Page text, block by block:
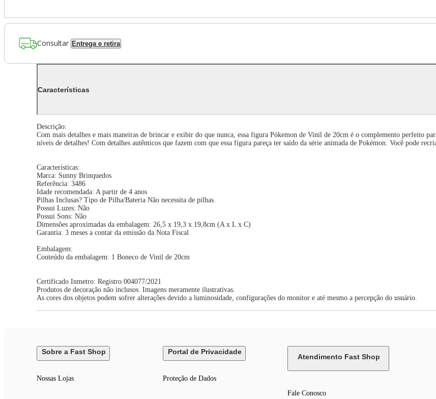
Consultar Entrega e retira
Características
Descrição:
Com mais detalhes e mais maneiras de brincar e exibir do que nunca, essa figura Pókemon de Vinil de 20cm é o complemento perfeito
níveis de detalhes! Com detalhes autênticos que fazem com que essa figura pareça ter saído da série animada de Pokémon. Você pode
Características:
Marca: Sunny Brinquedos
Referência: 3486
Idade recomendada: A partir de 4 anos
Pilhas Inclusas? Tipo de Pilha/Bateria Não necessita de pilhas.
Possui Luzes: Não
Possui Sons: Não
Dimensões aproximadas da embalagem: 26,5 x 19,3 x 19,8cm (A x L x C)
Garantia: 3 meses a contar da emissão da Nota Fiscal
Embalagem:
Conteúdo da embalagem: 1 Boneco de Vinil de 20cm
Certificado Inmetro: Registro 004077/2021
Produtos de decoração não inclusos. Imagens meramente ilustrativas.
As cores dos objetos podem sofrer alterações devido a luminosidade, configurações do monitor e até mesmo a percepção do usuário.
Sobre a Fast Shop
Nossas Lojas
Portal de Privacidade
Proteção de Dados
Atendimento Fast Shop
Fale Conosco